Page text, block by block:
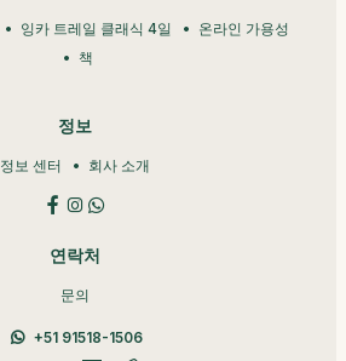
잉카 트레일 클래식 4일
온라인 가용성
책
정보
정보 센터 회사 소개
연락처
문의
+51 91518-1506